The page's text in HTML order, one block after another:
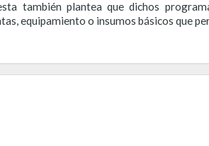
también plantea que dichos
equipamiento o insumos básicos que